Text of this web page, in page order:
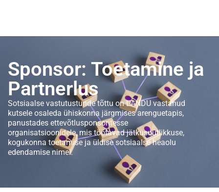
Sponsor: Toetamine ja
Partnerlus
Sotsiaalse vastutustunde tõttu on LANDU vastanud
kutsele osaleda ühiskonna järgmises arenguetapis,
panustades ettevõtlusponsoritesse
organisatsioonidele, mis töötavad jätkusuutlikkuse,
kogukonna toetamise ja üldise sotsiaalse heaolu
edendamise nimel.